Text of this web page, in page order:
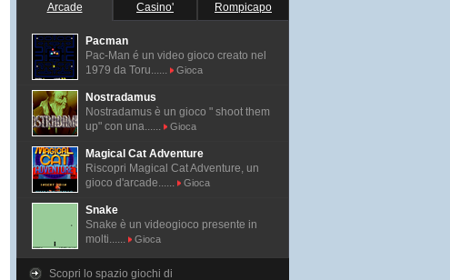
Arcade Casino' Rompicapo
Pacman
Pac-Man é un video gioco creato nel
1979 da Toru......
Gioca
Nostradamus
Nostradamus è un gioco " shoot them
up" con una......
Gioca
Magical Cat Adventure
Riscopri Magical Cat Adventure, un
gioco d'arcade......
Gioca
Snake
Snake è un videogioco presente in
molti......
Gioca
Scopri lo spazio giochi di